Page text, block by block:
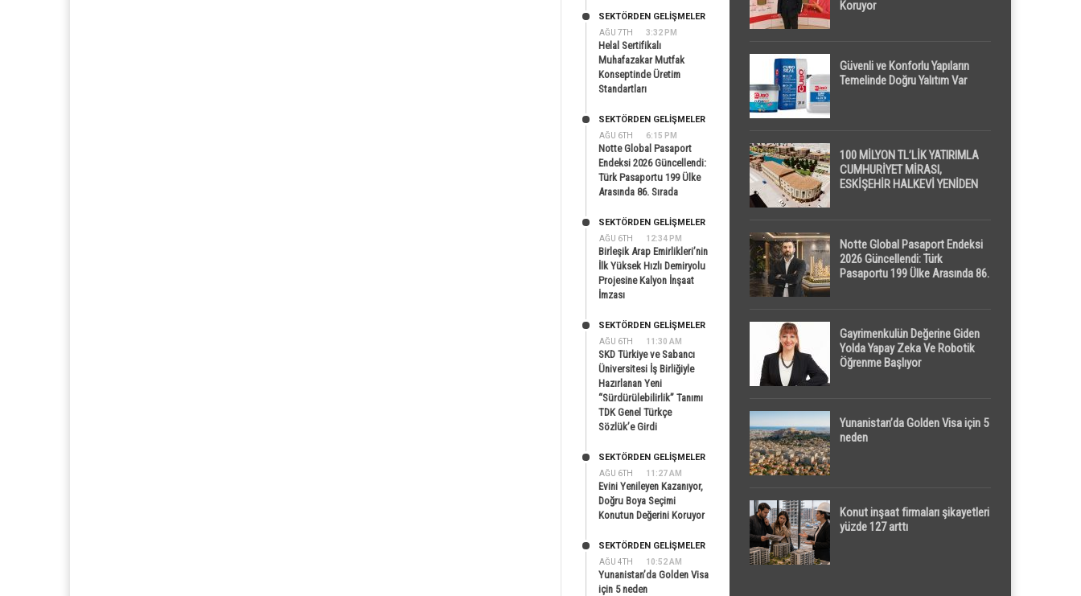
AĞU 7TH 3:32 PM
SEKTÖRDEN GELIŞMELER
Helal Sertifikalı
Muhafazakar Mutfak
Konseptinde Üretim
Standartları
AĞU 6TH 6:15 PM
SEKTÖRDEN GELIŞMELER
Notte Global Pasaport
Endeksi 2026 Güncellendi:
Türk Pasaportu 199 Ülke
Arasında 86. Sırada
AĞU 6TH 12:34 PM
SEKTÖRDEN GELIŞMELER
Birleşik Arap Emirlikleri’nin
İlk Yüksek Hızlı Demiryolu
Projesine Kalyon İnşaat
İmzası
AĞU 6TH 11:30 AM
SEKTÖRDEN GELIŞMELER
SKD Türkiye ve Sabancı
Üniversitesi İş Birliğiyle
Hazırlanan Yeni
“Sürdürülebilirlik” Tanımı
TDK Genel Türkçe
Sözlük’e Girdi
AĞU 6TH 11:27 AM
SEKTÖRDEN GELIŞMELER
Evini Yenileyen Kazanıyor,
Doğru Boya Seçimi
Konutun Değerini Koruyor
AĞU 4TH 10:52 AM
SEKTÖRDEN GELIŞMELER
Yunanistan’da Golden Visa
için 5 neden
Koruyor
Güvenli ve Konforlu Yapıların
Temelinde Doğru Yalıtım Var
100 MİLYON TL’LİK YATIRIMLA
CUMHURİYET MİRASI,
ESKİŞEHİR HALKEVİ YENİDEN
Notte Global Pasaport Endeksi
2026 Güncellendi: Türk
Pasaportu 199 Ülke Arasında 86.
Gayrimenkulün Değerine Giden
Yolda Yapay Zeka Ve Robotik
Öğrenme Başlıyor
Yunanistan’da Golden Visa için 5
neden
Konut inşaat firmaları şikayetleri
yüzde 127 arttı